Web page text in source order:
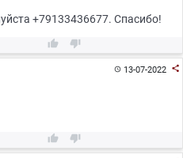
+79133436677. Спасибо!
 
13-07-2022 
 